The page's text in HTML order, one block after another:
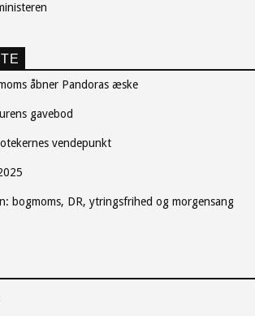
åbner Pandoras æske
gavebod
vendepunkt
bogmoms, DR, ytringsfrihed og morgensang